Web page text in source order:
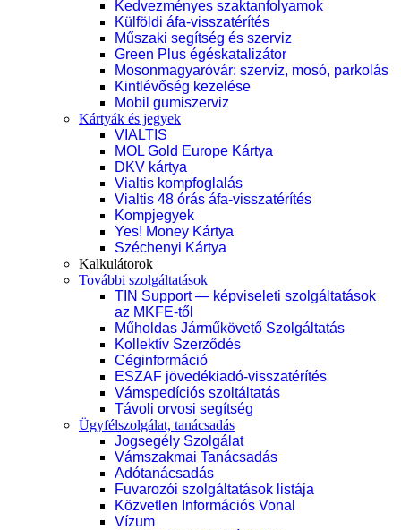
Kedvezményes szaktanfolyamok
Külföldi áfa-visszatérítés
Műszaki segítség és szerviz
Green Plus égéskatalizátor
Mosonmagyaróvár: szerviz, mosó, parkolás
Kintlévőség kezelése
Mobil gumiszerviz
Kártyák és jegyek
VIALTIS
MOL Gold Europe Kártya
DKV kártya
Vialtis kompfoglalás
Vialtis 48 órás áfa-visszatérítés
Kompjegyek
Yes! Money Kártya
Széchenyi Kártya
Kalkulátorok
További szolgáltatások
TIN Support — képviseleti szolgáltatások
az MKFE-től
Műholdas Járműkövető Szolgáltatás
Kollektív Szerződés
Céginformáció
ESZAF jövedékiadó-visszatérítés
Vámspedíciós szoltáltatás
Távoli orvosi segítség
Ügyfélszolgálat, tanácsadás
Jogsegély Szolgálat
Vámszakmai Tanácsadás
Adótanácsadás
Fuvarozói szolgáltatások listája
Közvetlen Információs Vonal
Vízum